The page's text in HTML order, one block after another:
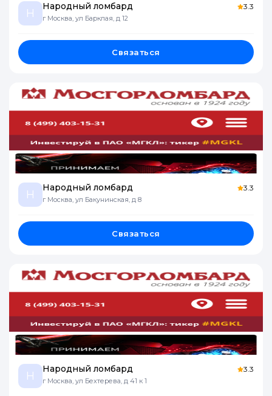
Н
Народный ломбард
г Москва, ул Барклая, д 12
3.3
Связаться
Н
Народный ломбард
г Москва, ул Бакунинская, д 8
3.3
Связаться
Н
Народный ломбард
г Москва, ул Бехтерева, д 41 к 1
3.3